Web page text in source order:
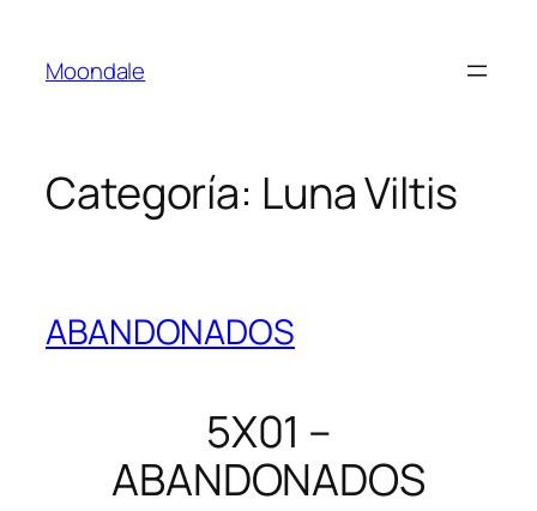
contenido
Moondale
Categoría: Luna Viltis
ABANDONADOS
5X01 –
ABANDONADOS